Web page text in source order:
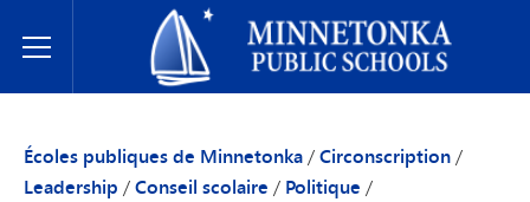
Toggle Menu
Écoles publiques de Minnetonka
Écoles publiques de Minnetonka/Circonscription/
Leadership /Conseil scolaire / Politique /